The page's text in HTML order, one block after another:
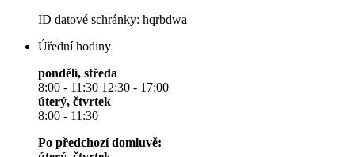
ID datové schránky: hqrbdwa
Úřední hodiny
pondělí, středa
8:00 - 11:30 12:30 - 17:00
úterý, čtvrtek
8:00 - 11:30
Po předchozí domluvě: